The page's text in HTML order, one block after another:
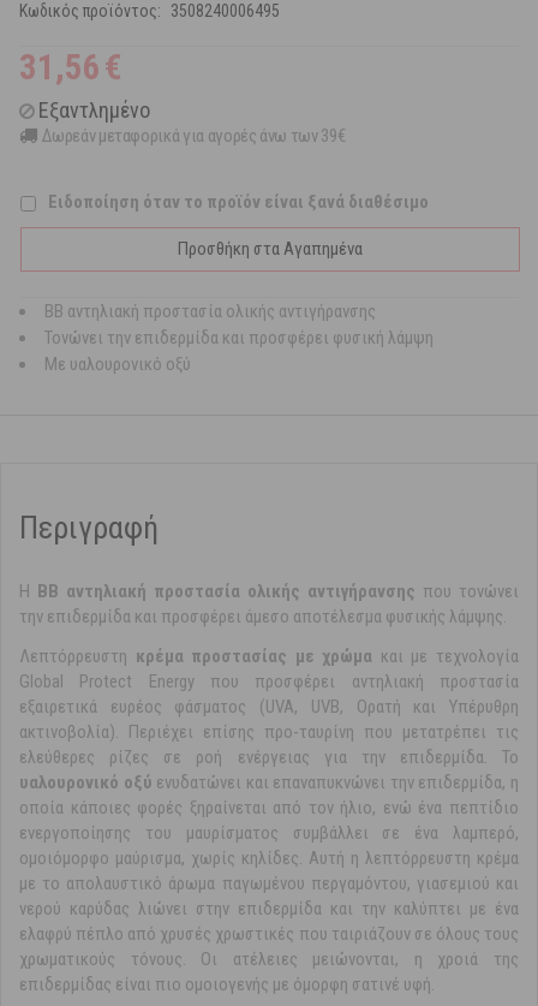
Κωδικός προϊόντος: 3508240006495
31,56€
Εξαντλημένο
Δωρεάν μεταφορικά για αγορές άνω των 39€
Ειδοποίηση όταν το προϊόν είναι ξανά διαθέσιμο
Προσθήκη στα Αγαπημένα
ΒΒ αντηλιακή προστασία ολικής αντιγήρανσης
Τονώνει την επιδερμίδα και προσφέρει φυσική λάμψη
Με υαλουρονικό οξύ
Περιγραφή
Η ΒΒ αντηλιακή προστασία ολικής αντιγήρανσης που τονώνει
την επιδερμίδα και προσφέρει άμεσο αποτέλεσμα φυσικής λάμψης.
Λεπτόρρευστη κρέμα προστασίας με χρώμα και με τεχνολογία
Global Protect Energy που προσφέρει αντηλιακή προστασία
εξαιρετικά ευρέος φάσματος (UVA, UVB, Ορατή και Υπέρυθρη
ακτινοβολία). Περιέχει επίσης προ-ταυρίνη που μετατρέπει τις
ελεύθερες ρίζες σε ροή ενέργειας για την επιδερμίδα. Το
υαλουρονικό οξύ ενυδατώνει και επαναπυκνώνει την επιδερμίδα, η
οποία κάποιες φορές ξηραίνεται από τον ήλιο, ενώ ένα πεπτίδιο
ενεργοποίησης του μαυρίσματος συμβάλλει σε ένα λαμπερό,
ομοιόμορφο μαύρισμα, χωρίς κηλίδες. Αυτή η λεπτόρρευστη κρέμα
με το απολαυστικό άρωμα παγωμένου περγαμόντου, γιασεμιού και
νερού καρύδας λιώνει στην επιδερμίδα και την καλύπτει με ένα
ελαφρύ πέπλο από χρυσές χρωστικές που ταιριάζουν σε όλους τους
χρωματικούς τόνους. Οι ατέλειες μειώνονται, η χροιά της
επιδερμίδας είναι πιο ομοιογενής με όμορφη σατινέ υφή.